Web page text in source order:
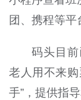
团、携程等平
码头目
老人用不来
手”，提供指导